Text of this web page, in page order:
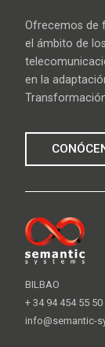
Ofrecemos de
el ámbito de
en la
BILBAO
+ 34 94 454 55 50
info@semantic-